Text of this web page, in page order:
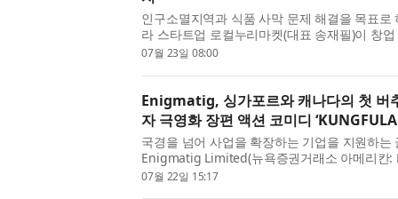
인구소멸지역과 식품 사막 문제 해결을 목표
라 스타트업 로컬누리마켓(대표 송재필)이 창
러레이터 임팩트스퀘어(대표 도현명)로부터 3
07월 23일 08:00
Enigmatig, 싱가포르와 캐나다의 첫 버
자 극영화 장편 액션 코미디
국경을 넘어 사업을 확장하는 기업을 지원하
Enigmatig Limited(뉴욕증권거래소 아메리칸:
싱가포르와 캐나다가 공동 제작하는 첫 극영화
07월 22일 15:17